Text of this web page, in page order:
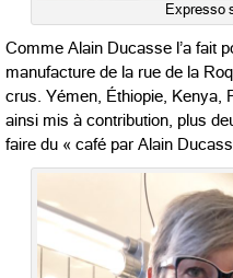
Expresso
Comme Alain Ducasse l’a fait
manufacture de la rue de la
crus. Yémen, Éthiopie, Kenya,
ainsi mis à contribution, plus
faire du « café par Alain